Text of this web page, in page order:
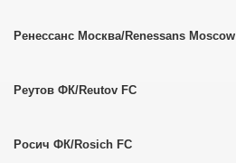
Ренессанс Москва/Renessans Moscow
Реутов ФК/Reutov FC
Росич ФК/Rosich FC